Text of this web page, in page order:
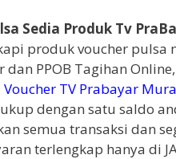
Sedia Produk Tv
produk voucher pulsa
dan PPOB Tagihan
Voucher TV Prabayar
dengan satu saldo
semua transaksi dan
terlengkap hanya di